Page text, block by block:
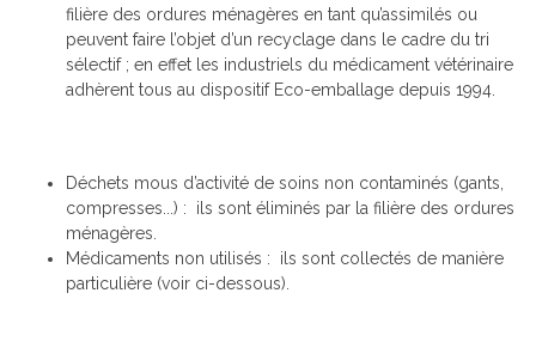
filière des ordures ménagères en tant qu’assimilés ou
peuvent faire l’objet d’un recyclage dans le cadre du tri
sélectif ; en effet les industriels du médicament vétérinaire
adhèrent tous au dispositif Eco-emballage depuis 1994.
Déchets mous d’activité de soins non contaminés (gants,
compresses...) : ils sont éliminés par la filière des ordures
ménagères.
Médicaments non utilisés : ils sont collectés de manière
particulière (voir ci-dessous).